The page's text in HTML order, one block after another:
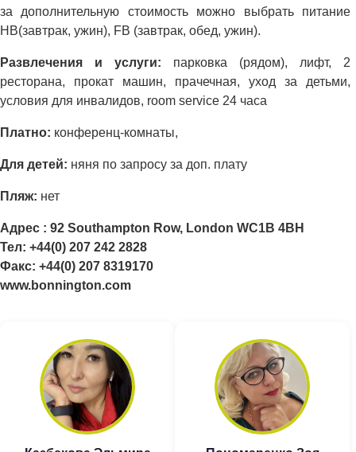
за дополнительную стоимость можно выбрать питание
НВ(завтрак, ужин), FB (завтрак, обед, ужин).
Развлечения и услуги: парковка (рядом), лифт, 2
ресторана, прокат машин, прачечная, уход за детьми,
условия для инвалидов, room service 24 часа
Платно: конференц-комнаты,
Для детей: няня по запросу за доп. плату
Пляж: нет
Адрес : 92 Southampton Row, London WC1B 4BH
Тел: +44(0) 207 242 2828
Факс: +44(0) 207 8319170
www.bonnington.com